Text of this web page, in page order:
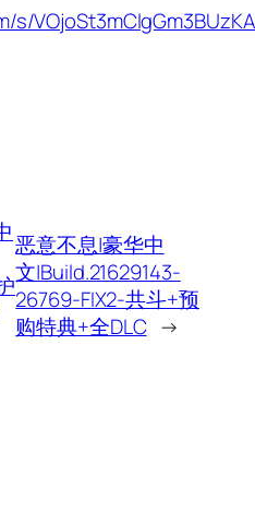
恶意不息|豪华中
文|Build.21629143-
26769-FIX2-共斗+预
购特典+全DLC →